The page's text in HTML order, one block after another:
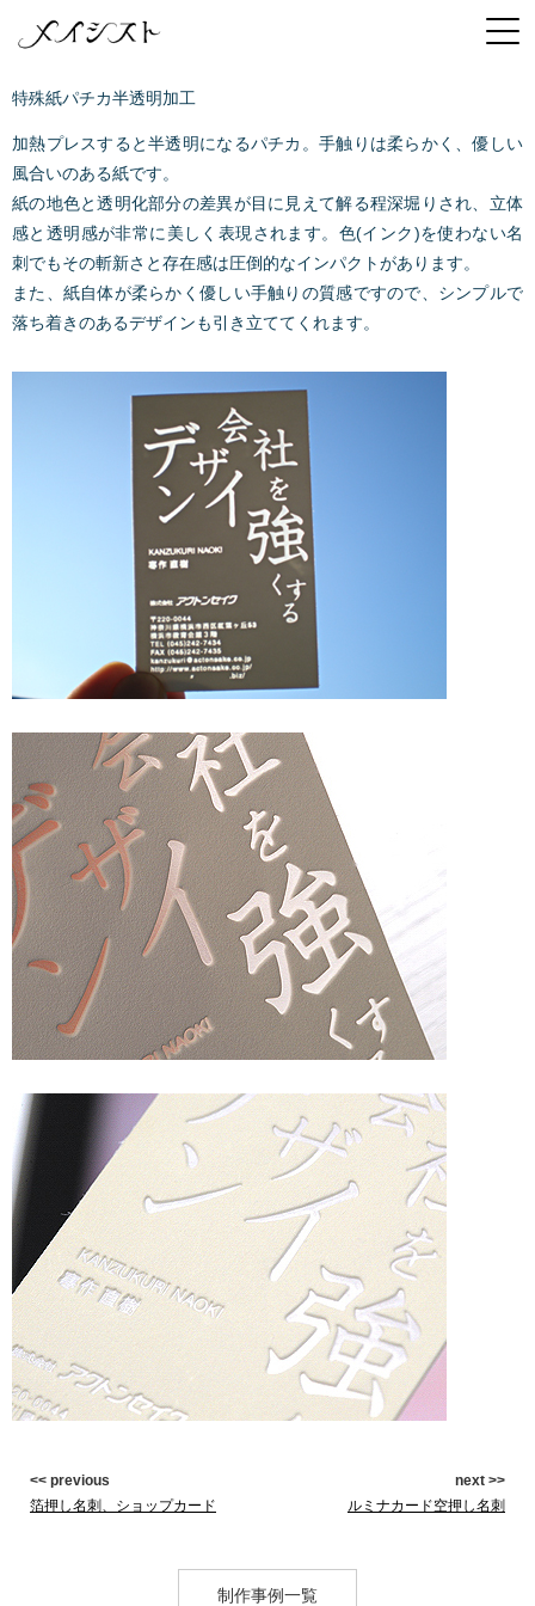
特殊紙パチカ半透明加工
加熱プレスすると半透明になるパチカ。手触りは柔らかく、優しい
風合いのある紙です。
紙の地色と透明化部分の差異が目に見えて解る程深堀りされ、立体
感と透明感が非常に美しく表現されます。色(インク)を使わない名
刺でもその斬新さと存在感は圧倒的なインパクトがあります。
また、紙自体が柔らかく優しい手触りの質感ですので、シンプルで
落ち着きのあるデザインも引き立ててくれます。
<< previous
箔押し名刺、ショップカード
next >>
ルミナカード空押し名刺
制作事例一覧